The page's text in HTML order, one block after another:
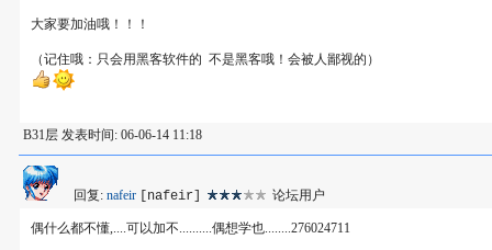
大家要加油哦！！！
（记住哦：只会用黑客软件的 不是黑客哦！会被人鄙视的）
B31层 发表时间: 06-06-14 11:18
回复: nafeir [nafeir] 论坛用户
偶什么都不懂,....可以加不..........偶想学也........276024711